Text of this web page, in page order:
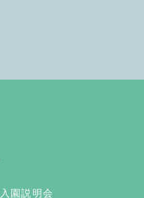
園説明会